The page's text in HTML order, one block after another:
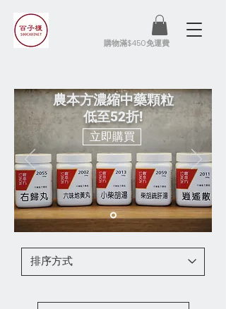
​購物滿$450免運費
農本方濃縮中藥顆粒
低至52折!
立即購買